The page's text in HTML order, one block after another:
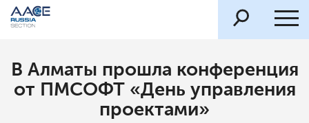
В Алматы прошла конференция
от ПМСОФТ «День управления
проектами»